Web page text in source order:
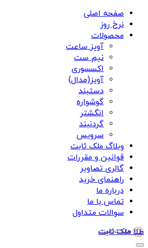
صفحه اصلی
نرخ روز
محصولات
آویز ساعت
نیم ست
اکسسوری
آویز(مدال)
دستبند
گوشواره
انگشتر
گردنبند
سرویس
وبلاگ ملک ثابت
قوانین و مقررات
گالری تصاویر
راهنمای خرید
درباره ما
تماس با ما
سوالات متداول
طلا ملک ثابت